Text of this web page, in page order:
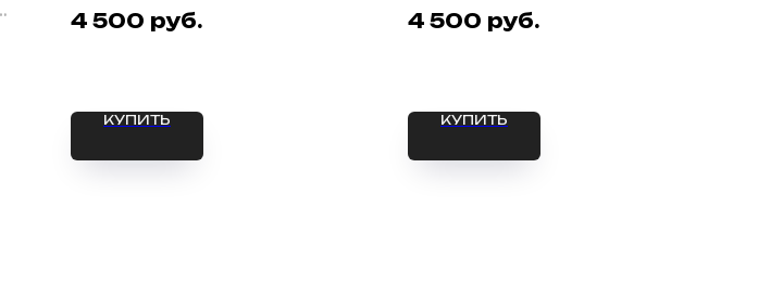
4 500 руб.
КУПИТЬ
4 500 руб.
КУПИТЬ